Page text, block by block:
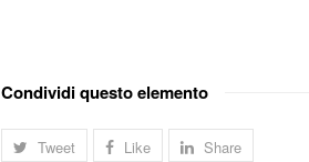
Condividi questo elemento
Tweet Like Share